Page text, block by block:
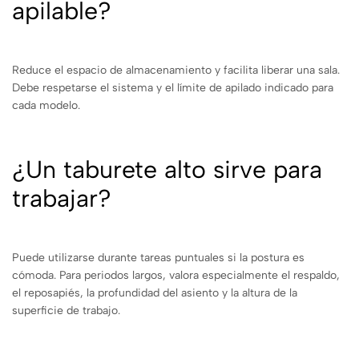
apilable?
Reduce el espacio de almacenamiento y facilita liberar una sala.
Debe respetarse el sistema y el límite de apilado indicado para
cada modelo.
¿Un taburete alto sirve para
trabajar?
Puede utilizarse durante tareas puntuales si la postura es
cómoda. Para periodos largos, valora especialmente el respaldo,
el reposapiés, la profundidad del asiento y la altura de la
superficie de trabajo.